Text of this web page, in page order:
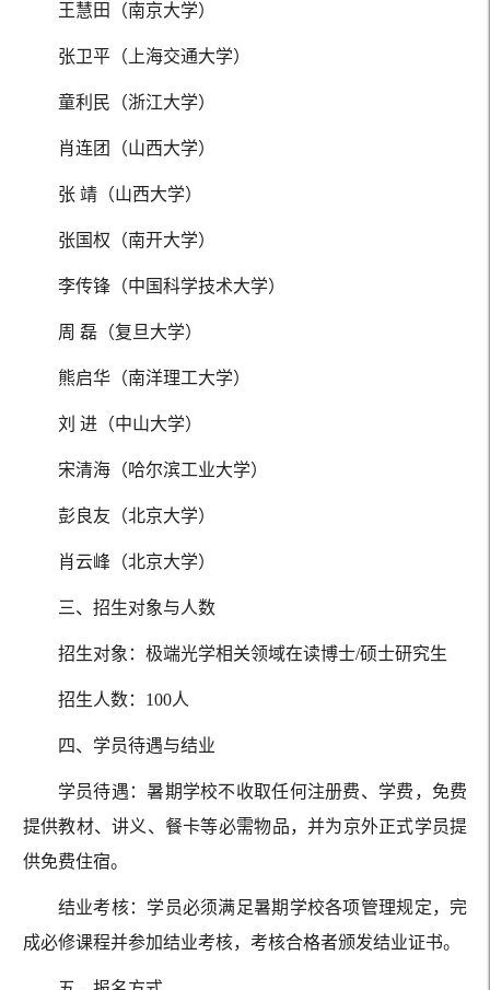
王慧田（南京大学）
张卫平（上海交通大学）
童利民（浙江大学）
肖连团（山西大学）
张 靖（山西大学）
张国权（南开大学）
李传锋（中国科学技术大学）
周 磊（复旦大学）
熊启华（南洋理工大学）
刘 进（中山大学）
宋清海（哈尔滨工业大学）
彭良友（北京大学）
肖云峰（北京大学）
三、招生对象与人数
招生对象：极端光学相关领域在读博士/硕士研究生
招生人数：100人
四、学员待遇与结业
学员待遇：暑期学校不收取任何注册费、学费，免费
提供教材、讲义、餐卡等必需物品，并为京外正式学员提
供免费住宿。
结业考核：学员必须满足暑期学校各项管理规定，完
成必修课程并参加结业考核，考核合格者颁发结业证书。